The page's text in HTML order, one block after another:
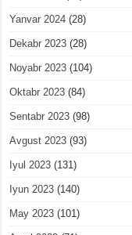
Yanvar 2024 (28)
Dekabr 2023 (28)
Noyabr 2023 (104)
Oktabr 2023 (84)
Sentabr 2023 (98)
Avgust 2023 (93)
Iyul 2023 (131)
Iyun 2023 (140)
May 2023 (101)